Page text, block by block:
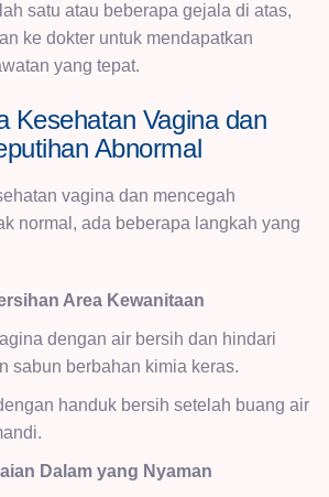
satu atau beberapa gejala di atas,
ke dokter untuk mendapatkan
yang tepat.
Kesehatan Vagina dan
Abnormal
vagina dan mencegah
normal, ada beberapa langkah yang
Area Kewanitaan
dengan air bersih dan hindari
sabun berbahan kimia keras.
handuk bersih setelah buang air
Dalam yang Nyaman